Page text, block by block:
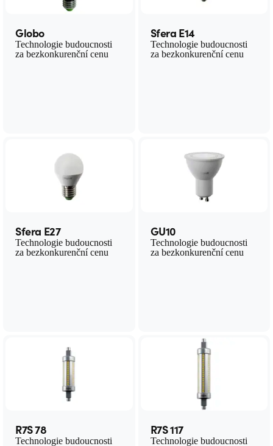
Globo
Technologie budoucnosti
za bezkonkurenční cenu
Sfera E14
Technologie budoucnosti
za bezkonkurenční cenu
Sfera E27
Technologie budoucnosti
za bezkonkurenční cenu
GU10
Technologie budoucnosti
za bezkonkurenční cenu
R7S 78
Technologie budoucnosti
R7S 117
Technologie budoucnosti